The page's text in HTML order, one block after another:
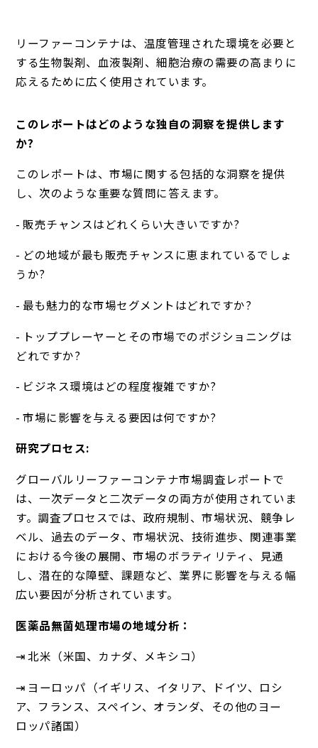
リーファーコンテナは、温度管理された環境を必要と
する生物製剤、血液製剤、細胞治療の需要の高まりに
応えるために広く使用されています。
このレポートはどのような独自の洞察を提供します
か?
このレポートは、市場に関する包括的な洞察を提供
し、次のような重要な質問に答えます。
- 販売チャンスはどれくらい大きいですか?
- どの地域が最も販売チャンスに恵まれているでしょ
うか?
- 最も魅力的な市場セグメントはどれですか?
- トッププレーヤーとその市場でのポジショニングは
どれですか?
- ビジネス環境はどの程度複雑ですか?
- 市場に影響を与える要因は何ですか?
研究プロセス:
グローバルリーファーコンテナ市場調査レポートで
は、一次データと二次データの両方が使用されていま
す。調査プロセスでは、政府規制、市場状況、競争レ
ベル、過去のデータ、市場状況、技術進歩、関連事業
における今後の展開、市場のボラティリティ、見通
し、潜在的な障壁、課題など、業界に影響を与える幅
広い要因が分析されています。
医薬品無菌処理市場の地域分析：
⇥ 北米（米国、カナダ、メキシコ）
⇥ ヨーロッパ（イギリス、イタリア、ドイツ、ロシ
ア、フランス、スペイン、オランダ、その他のヨー
ロッパ諸国）